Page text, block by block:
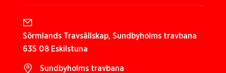
Sörmlands Travsällskap, Sundbyholms travbana
635 08 Eskilstuna
Sundbyholms travbana